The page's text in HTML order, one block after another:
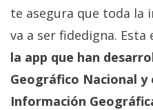
te asegura que toda la
va a ser fidedigna. Esta
la app que han
Geográfico Nacional
Información